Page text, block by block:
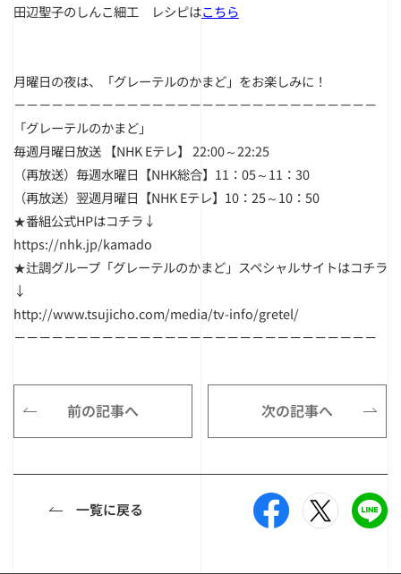
田辺聖子のしんこ細工 レシピはこちら
月曜日の夜は、「グレーテルのかまど」をお楽しみに！
－－－－－－－－－－－－－－－－－－－－－－－－－－－－－
「グレーテルのかまど」
毎週月曜日放送 【NHK Eテレ】 22:00～22:25
（再放送）毎週水曜日【NHK総合】11：05～11：30
（再放送）翌週月曜日【NHK Eテレ】10：25～10：50
★番組公式HPはコチラ↓
https://nhk.jp/kamado
★辻調グループ「グレーテルのかまど」スペシャルサイトはコチラ
↓
http://www.tsujicho.com/media/tv-info/gretel/
－－－－－－－－－－－－－－－－－－－－－－－－－－－－－
前の記事へ 次の記事へ
一覧に戻る